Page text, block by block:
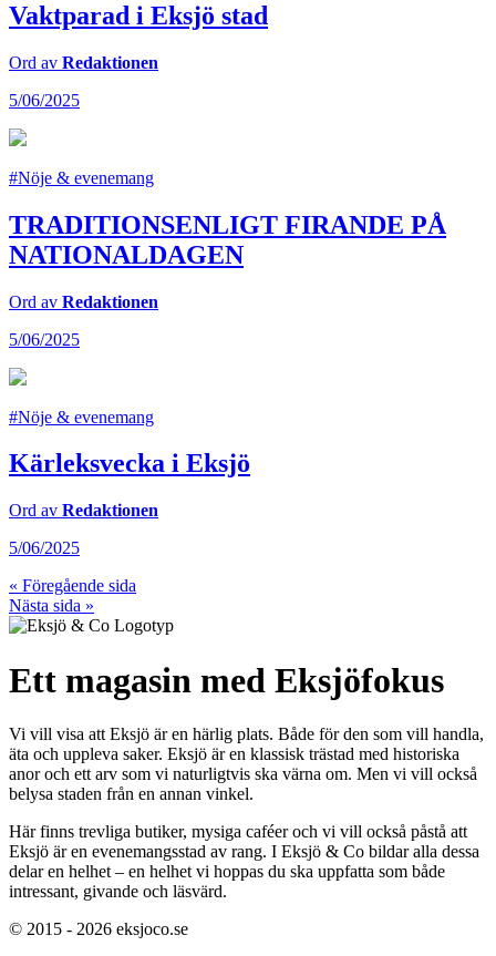
Vaktparad i Eksjö stad
Ord av Redaktionen
5/06/2025
#Nöje & evenemang
TRADITIONSENLIGT FIRANDE PÅ
NATIONALDAGEN
Ord av Redaktionen
5/06/2025
#Nöje & evenemang
Kärleksvecka i Eksjö
Ord av Redaktionen
5/06/2025
« Föregående sida
Nästa sida »
Ett magasin med Eksjöfokus
Vi vill visa att Eksjö är en härlig plats. Både för den som vill handla,
äta och uppleva saker. Eksjö är en klassisk trästad med historiska
anor och ett arv som vi naturligtvis ska värna om. Men vi vill också
belysa staden från en annan vinkel.
Här finns trevliga butiker, mysiga caféer och vi vill också påstå att
Eksjö är en evenemangsstad av rang. I Eksjö & Co bildar alla dessa
delar en helhet – en helhet vi hoppas du ska uppfatta som både
intressant, givande och läsvärd.
© 2015 - 2026 eksjoco.se